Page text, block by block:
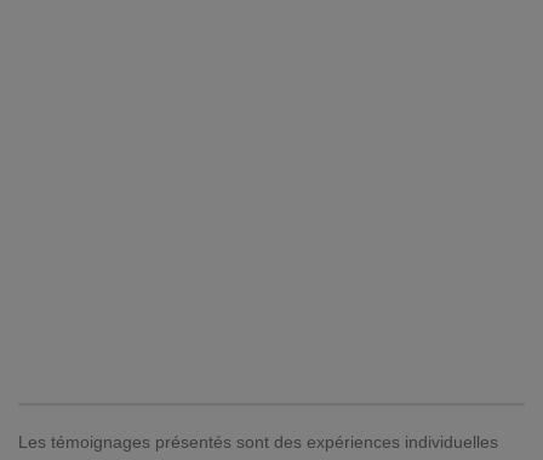
Les témoignages présentés sont des expériences individuelles